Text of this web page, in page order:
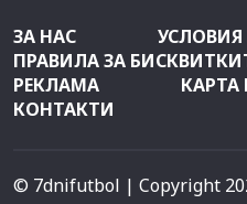
ЗА НАС
УСЛОВИЯ
ПРАВИЛА ЗА
РЕКЛАМА
КАРТА
КОНТАКТИ
© 7dnifutbol | Copyright